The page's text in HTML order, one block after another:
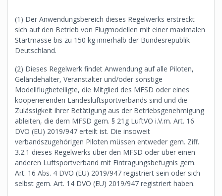
(1) Der Anwendungsbereich dieses Regelwerks erstreckt
sich auf den Betrieb von Flugmodellen mit einer maximalen
Startmasse bis zu 150 kg innerhalb der Bundesrepublik
Deutschland.
(2) Dieses Regelwerk findet Anwendung auf alle Piloten,
Geländehalter, Veranstalter und/oder sonstige
Modellflugbeteiligte, die Mitglied des MFSD oder eines
kooperierenden Landesluftsportverbands sind und die
Zulässigkeit ihrer Betätigung aus der Betriebsgenehmigung
ableiten, die dem MFSD gem. § 21g LuftVO i.V.m. Art. 16
DVO (EU) 2019/947 erteilt ist. Die insoweit
verbandszugehörigen Piloten müssen entweder gem. Ziff.
3.2.1 dieses Regelwerks über den MFSD oder über einen
anderen Luftsportverband mit Eintragungsbefugnis gem.
Art. 16 Abs. 4 DVO (EU) 2019/947 registriert sein oder sich
selbst gem. Art. 14 DVO (EU) 2019/947 registriert haben.